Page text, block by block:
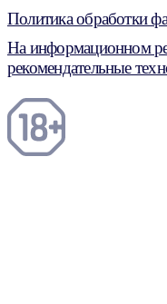
Политика обработки
На информационном
рекомендательные